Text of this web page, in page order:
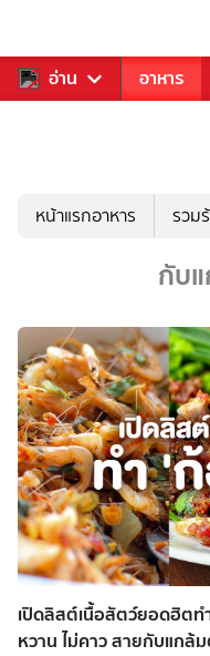
อ่าน
รวงการเพลง อาหาร
หน้าแรกอาหาร รวม
กับ
เปิดลิสต์เนื้อสัตว์ยอดฮิตท
หวาน ไม่คาว สายกับแกล้